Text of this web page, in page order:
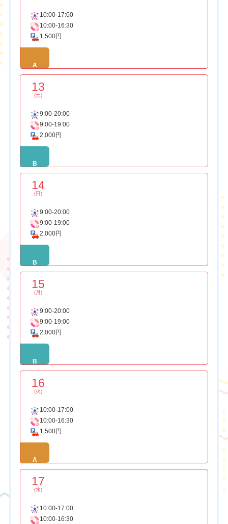
10:00-17:00
10:00-16:30
1,500円
A
13
(土)
9:00-20:00
9:00-19:00
2,000円
B
14
(日)
9:00-20:00
9:00-19:00
2,000円
B
15
(月)
9:00-20:00
9:00-19:00
2,000円
B
16
(火)
10:00-17:00
10:00-16:30
1,500円
A
17
(水)
10:00-17:00
10:00-16:30